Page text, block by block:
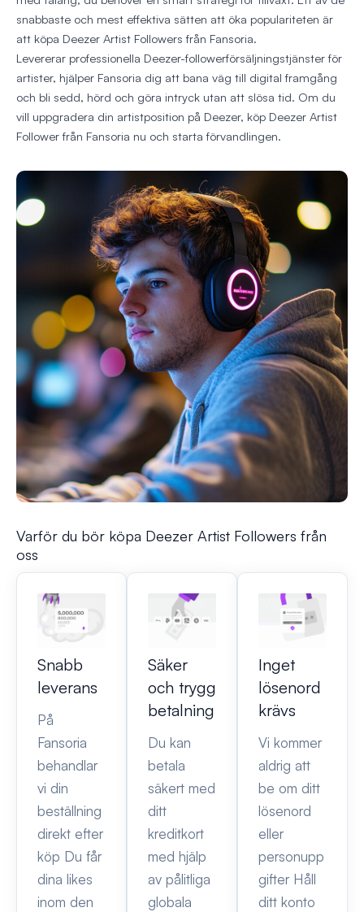
snabbaste och mest effektiva sätten att öka populariteten är
att köpa Deezer Artist Followers från Fansoria.
Levererar professionella Deezer-followerförsäljningstjänster för
artister, hjälper Fansoria dig att bana väg till digital framgång
och bli sedd, hörd och göra intryck utan att slösa tid. Om du
vill uppgradera din artistposition på Deezer, köp Deezer Artist
Follower från Fansoria nu och starta förvandlingen.
Varför du bör köpa Deezer Artist Followers från
oss
Snabb
leverans
På
Fansoria
behandlar
vi din
beställning
direkt efter
köp Du får
dina likes
inom den
Säker
och trygg
betalning
Du kan
betala
säkert med
ditt
kreditkort
med hjälp
av pålitliga
globala
Inget
lösenord
krävs
Vi kommer
aldrig att
be om ditt
lösenord
eller
personupp
gifter Håll
ditt konto